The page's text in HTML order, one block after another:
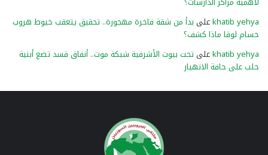
khatib yehyaعلى بدأ من شقة فاخرة مهجورة.. تحقيق يتعقب خيوط هروب
حسام لوقا ماذا كشف؟
khatib yehyaعلى تحت بيوت الأشرفية شبكة موت.. أنفاق قسد تضع أبنية
حلب على حافة الانهيار